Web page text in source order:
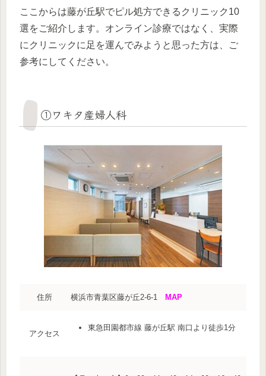
ここからは藤が丘駅でピル処方できるクリニック10
選をご紹介します。オンライン診療ではなく、実際
にクリニックに足を運んでみようと思った方は、ご
参考にしてください。
①ワキタ産婦人科
住所 横浜市青葉区藤が丘2-6-1 MAP
アクセス
東急田園都市線 藤が丘駅 南口より徒歩1分